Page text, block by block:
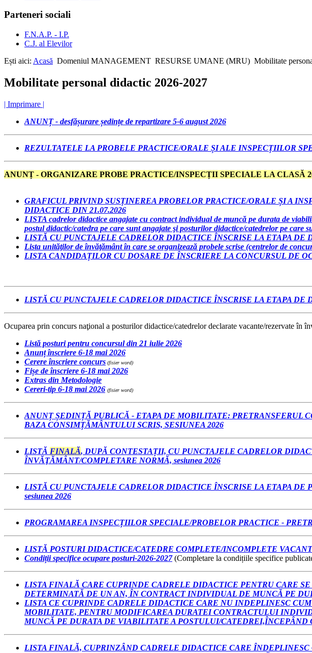
Parteneri sociali
F.N.A.P. - I.P.
C.J. al Elevilor
Ești aici: Acasă Domeniul MANAGEMENT RESURSE UMANE (MRU) Mobilitate
Mobilitate personal didactic 2026-2027
| Imprimare |
ANUNȚ - desfășurare ședințe de repartizare 5-6 august 2026
REZULTATELE LA PROBELE PRACTICE/ORALE ȘI ALE INSPECȚIILOR
ANUNȚ - ORGANIZARE PROBE PRACTICE/INSPECȚII SPECIALE LA CLASĂ
GRAFICUL PRIVIND SUSȚINEREA PROBELOR PRACTICE/ORALE ȘI A
DIDACTICE DIN 21.07.2026
LISTA cadrelor didactice angajate cu contract individual de muncă pe durata de
postul didactic/catedra pe care sunt angajate şi posturilor didactice/catedrelor pe care
LISTĂ CU PUNCTAJELE CADRELOR DIDACTICE ÎNSCRISE LA ETAPA DE
Lista unităţilor de învăţământ în care se organizează probele scrise (centrelor de
LISTA CANDIDAȚILOR CU DOSARE DE ÎNSCRIERE LA CONCURSUL DE
LISTĂ CU PUNCTAJELE CADRELOR DIDACTICE ÎNSCRISE LA ETAPA DE
Ocuparea prin concurs naţional a posturilor didactice/catedrelor declarate vacante/rezervate în
Listă posturi pentru concursul din 21 iulie 2026
Anunț înscriere 6-18 mai 2026
Cerere înscriere concurs (fisier word)
Fișe de înscriere 6-18 mai 2026
Extras din Metodologie
Cereri-tip 6-18 mai 2026 (fisier word)
ANUNȚ ȘEDINȚĂ PUBLICĂ - ETAPA DE MOBILITATE:
BAZA CONSIMȚĂMÂNTULUI SCRIS, SESIUNEA 2026
LISTĂ FINALĂ, DUPĂ CONTESTAȚII, CU PUNCTAJELE CADRELOR
ÎNVĂŢĂMÂNT/COMPLETARE NORMĂ, sesiunea 2026
LISTĂ CU PUNCTAJELE CADRELOR DIDACTICE ÎNSCRISE LA ETAPA
sesiunea 2026
PROGRAMAREA INSPECȚIILOR SPECIALE/PROBELOR PRACTICE -
LISTĂ POSTURI DIDACTICE/CATEDRE COMPLETE/INCOMPLETE
Condiții specifice ocupare posturi-2026-2027(Completare la condițiile specifice
LISTA FINALĂ CARE CUPRINDE CADRELE DIDACTICE PENTRU CARE
DETERMINATĂ DE UN AN, ÎN CONTRACT INDIVIDUAL DE MUNCĂ PE
LISTA CE CUPRINDE CADRELE DIDACTICE CARE NU INDEPLINESC
MOBILITATE, PENTRU MODIFICAREA DURATEI CONTRACTULUI
MUNCĂ PE DURATA DE VIABILITATE A POSTULUI/CATEDREI,ÎNCEPÂND
LISTA FINALĂ, CUPRINZÂND CADRELE DIDACTICE CARE